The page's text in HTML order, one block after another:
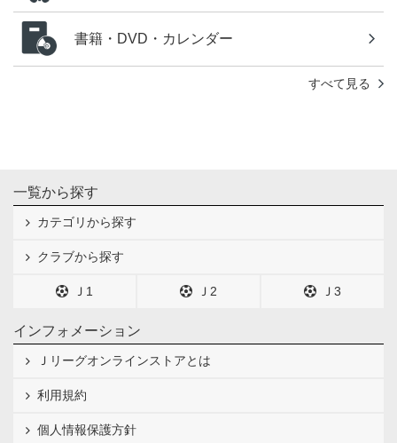
書籍・DVD・カレンダー
すべて見る
一覧から探す
カテゴリから探す
クラブから探す
Ｊ1 Ｊ2 Ｊ3
インフォメーション
Ｊリーグオンラインストアとは
利用規約
個人情報保護方針